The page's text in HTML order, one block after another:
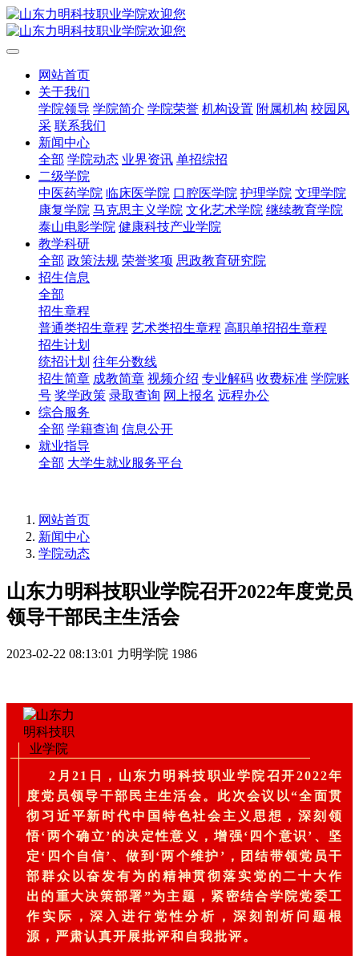
网站首页
关于我们
学院领导 学院简介 学院荣誉 机构设置 附属机构 校园风
采 联系我们
新闻中心
全部 学院动态 业界资讯 单招综招
二级学院
中医药学院 临床医学院 口腔医学院 护理学院 文理学院
康复学院 马克思主义学院 文化艺术学院 继续教育学院
泰山电影学院 健康科技产业学院
教学科研
全部 政策法规 荣誉奖项 思政教育研究院
招生信息
全部
招生章程
普通类招生章程 艺术类招生章程 高职单招招生章程
招生计划
统招计划 往年分数线
招生简章 成教简章 视频介绍 专业解码 收费标准 学院账
号 奖学政策 录取查询 网上报名 远程办公
综合服务
全部 学籍查询 信息公开
就业指导
全部 大学生就业服务平台
网站首页
新闻中心
学院动态
山东力明科技职业学院召开2022年度党员
领导干部民主生活会
2023-02-22 08:13:01 力明学院 1986
2月21日，山东力明科技职业学院召开2022年
度党员领导干部民主生活会。此次会议以“全面贯
彻习近平新时代中国特色社会主义思想，深刻领
悟‘两个确立’的决定性意义，增强‘四个意识’、坚
定‘四个自信’、做到‘两个维护’，团结带领党员干
部群众以奋发有为的精神贯彻落实党的二十大作
出的重大决策部署”为主题，紧密结合学院党委工
作实际，深入进行党性分析，深刻剖析问题根
源，严肃认真开展批评和自我批评。